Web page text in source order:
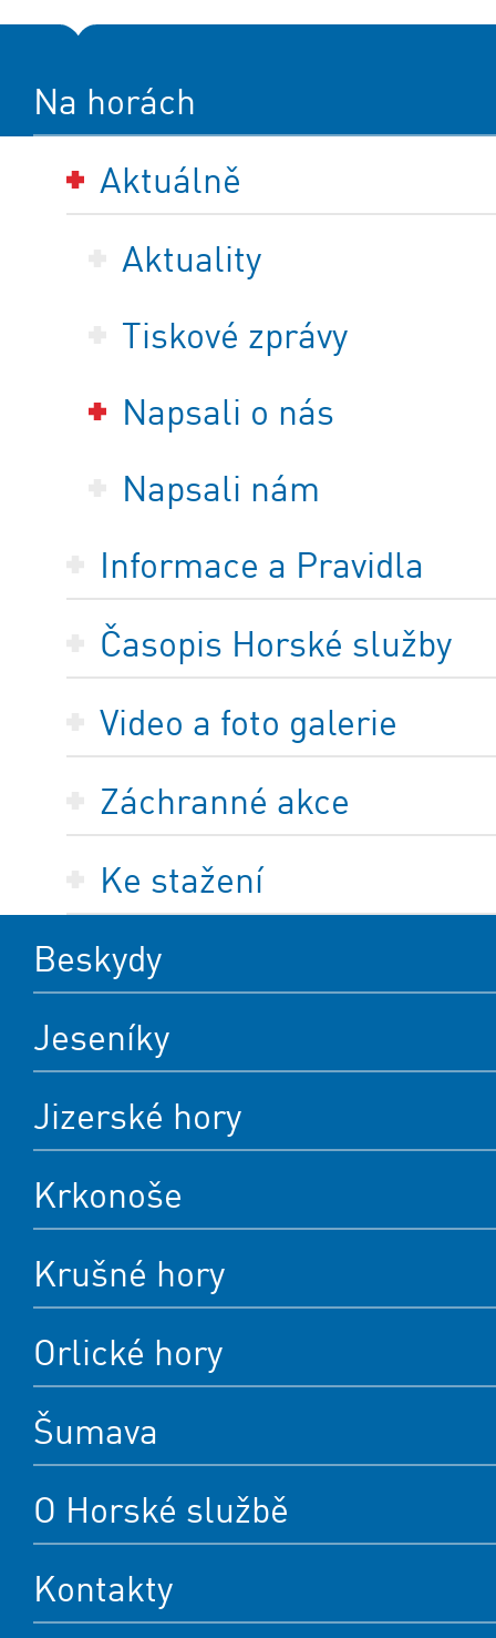
Na horách
Aktuálně
Aktuality
Tiskové zprávy
Napsali o nás
Napsali nám
Informace a Pravidla
Časopis Horské služby
Video a foto galerie
Záchranné akce
Ke stažení
Beskydy
Jeseníky
Jizerské hory
Krkonoše
Krušné hory
Orlické hory
Šumava
O Horské službě
Kontakty